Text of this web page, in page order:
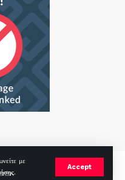
με
.
Accept
Rights Reserved |bySp